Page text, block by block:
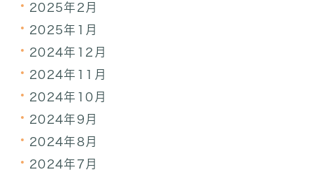
2025年2月
2025年1月
2024年12月
2024年11月
2024年10月
2024年9月
2024年8月
2024年7月